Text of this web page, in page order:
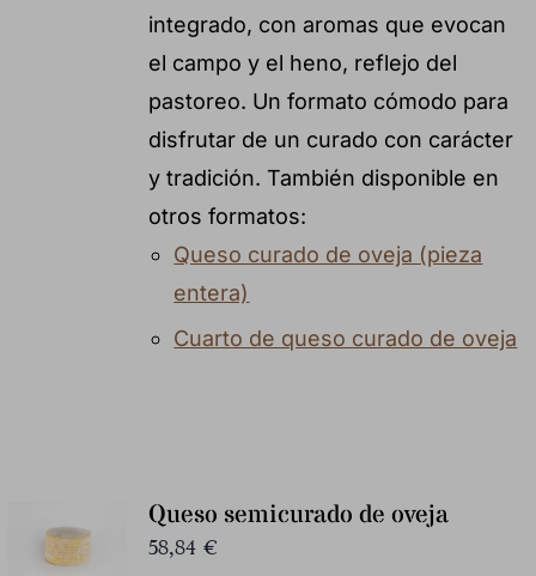
integrado, con aromas que evocan
el campo y el heno, reflejo del
pastoreo. Un formato cómodo para
disfrutar de un curado con carácter
y tradición. También disponible en
otros formatos:
Queso curado de oveja (pieza
entera)
Cuarto de queso curado de oveja
Queso semicurado de oveja
58,84 €